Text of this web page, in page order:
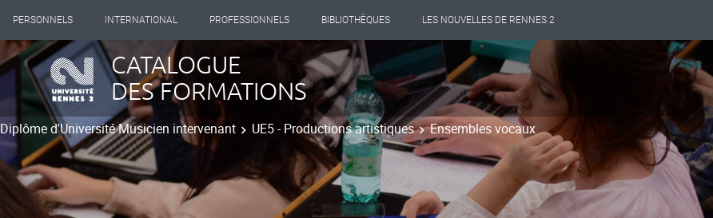
PERSONNELS INTERNATIONAL PROFESSIONNELS BIBLIOTHÈQUES LES NOUVELLES DE RENNES 2
CATALOGUE
DES FORMATIONS
Diplôme d'Université Musicien intervenant UE5 - Productions artistiques Ensembles vocaux